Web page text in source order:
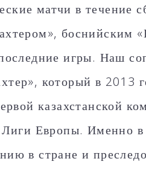
матчи в течение
боснийским
игры. Наш
который в 2013
казахстанской
Европы. Именно в
в стране и